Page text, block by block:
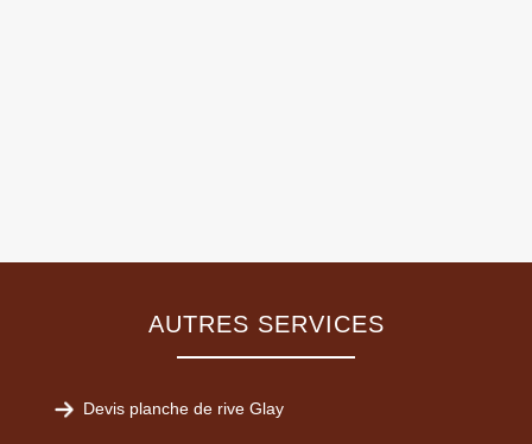
AUTRES SERVICES
Devis planche de rive Glay